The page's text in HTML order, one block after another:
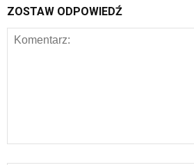
ZOSTAW ODPOWIEDŹ